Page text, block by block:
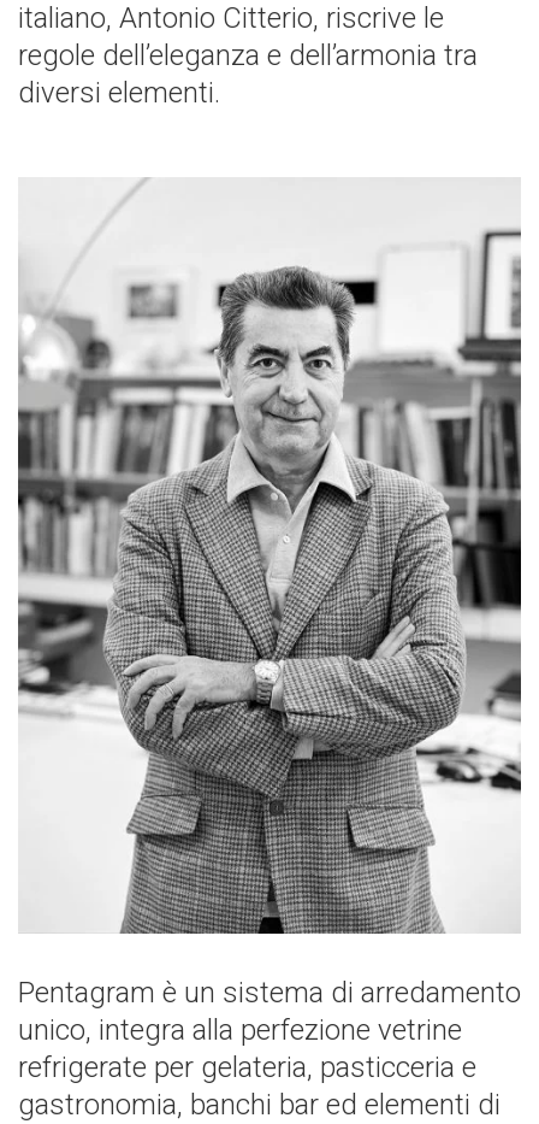
italiano, Antonio Citterio, riscrive le
regole dell’eleganza e dell’armonia tra
diversi elementi.
Pentagram è un sistema di arredamento
unico, integra alla perfezione vetrine
refrigerate per gelateria, pasticceria e
gastronomia, banchi bar ed elementi di